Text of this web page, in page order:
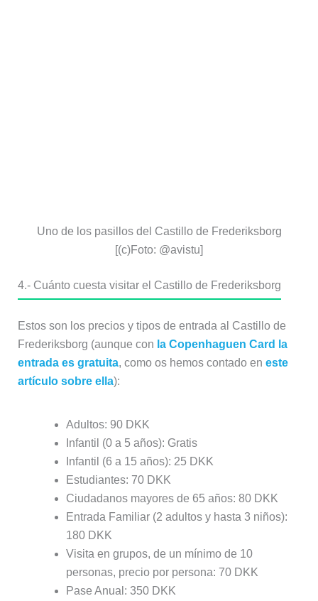
Estos son los precios y tipos de entrada al Castillo de
Frederiksborg (aunque con la Copenhaguen Card la
artículo sobre ella):
Adultos: 90 DKK
Infantil (0 a 5 años): Gratis
Infantil (6 a 15 años): 25 DKK
Estudiantes: 70 DKK
Entrada Familiar (2 adultos y hasta 3 niños):
180 DKK
Visita en grupos, de un mínimo de 10
personas, precio por persona: 70 DKK
Pase Anual: 350 DKK